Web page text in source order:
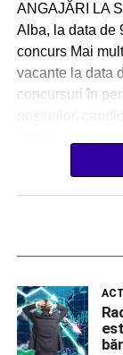
ANGAJĂRI LA
Alba, la data de
concurs Mai
vacante la data
concursuri în